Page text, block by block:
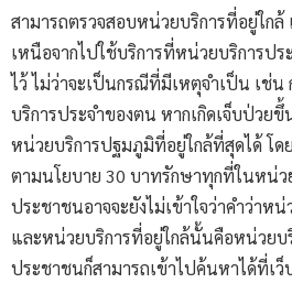
สามารถตรวจสอบหน่วยบริการที่อยู่ใกล้
เหนือจากไปใช้บริการที่หน่วยบริการป
ไว้ ไม่ว่าจะเป็นกรณีที่มีเหตุจำเป็น เช่
บริการประจำของตน หากเกิดเจ็บป่วย
หน่วยบริการปฐมภูมิที่อยู่ใกล้ที่สุดได้ โด
ตามนโยบาย 30 บาทรักษาทุกที่ในหน่
ประชาชนอาจจะยังไม่เข้าใจว่าคำว่าห
และหน่วยบริการที่อยู่ใกล้นั้นคือหน่วยบ
ประชาชนก็สามารถเข้าไปค้นหาได้ที่เ